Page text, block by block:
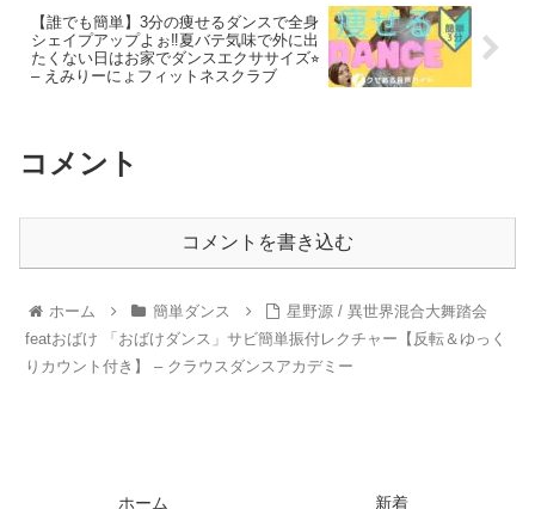
【誰でも簡単】3分の痩せるダンスで全身
シェイプアップよぉ‼︎夏バテ気味で外に出
たくない日はお家でダンスエクササイズ⭐︎
– えみりーにょフィットネスクラブ
コメント
コメントを書き込む
ホーム 簡単ダンス
星野源 / 異世界混合大舞踏会
featおばけ 「おばけダンス」サビ簡単振付レクチャー【反転＆ゆっく
りカウント付き】 – クラウスダンスアカデミー
ホーム 新着